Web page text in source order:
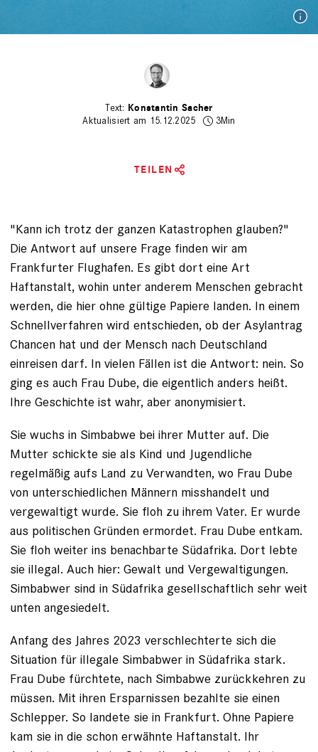
Konstantin Sacher
Aktualisiert am 15.12.2025
3Min
TEILEN
"Kann ich trotz der ganzen Katastrophen glauben?"
Die Antwort auf ­unsere Frage finden wir am
Frankfurter Flug­hafen. Es gibt dort eine Art
Haftanstalt, wohin unter anderem Menschen gebracht
werden, die hier ­ohne gültige Papiere landen. In einem
Schnellverfahren wird entschieden, ob der Asylantrag
Chancen hat und der Mensch nach Deutschland
einreisen darf. In vielen Fällen ist die Antwort: nein. So
ging es auch Frau Dube, die eigentlich anders heißt.
Ihre Geschichte ist wahr, aber anonymisiert.
Sie wuchs in Simbabwe bei ihrer Mutter auf. Die
Mutter schickte sie als Kind und Jugendliche
regelmäßig aufs Land zu Verwandten, wo Frau Dube
von unterschiedlichen ­Männern misshandelt und
vergewaltigt wurde. Sie floh zu ihrem Vater. Er wurde
aus politischen Gründen ermordet. Frau Dube entkam.
Sie floh weiter ins benachbarte Südafrika. Dort lebte
sie illegal. Auch hier: Gewalt und Vergewaltigungen.
Simbabwer sind in Südafrika gesellschaftlich sehr weit
unten angesiedelt.
Anfang des Jahres 2023 verschlechterte sich die
Situation für illegale ­Simbabwer in Südafrika stark.
Frau Dube fürchtete, nach Simbabwe zurück­kehren zu
müssen. Mit ­ihren Ersparnissen bezahlte sie einen
Schlepper. So landete sie in Frankfurt. Ohne Papiere
kam sie in die schon erwähnte Haftanstalt. Ihr